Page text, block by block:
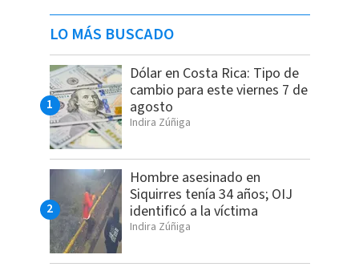
LO MÁS BUSCADO
Dólar en Costa Rica: Tipo de
cambio para este viernes 7 de
agosto
Indira Zúñiga
Hombre asesinado en
Siquirres tenía 34 años; OIJ
identificó a la víctima
Indira Zúñiga